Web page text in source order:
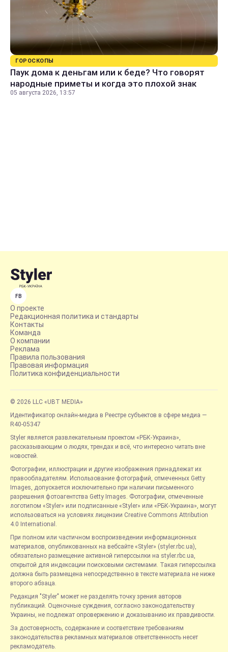
ГОРОСКОПЫ
Паук дома к деньгам или к беде? Что говорят
народные приметы и когда это плохой знак
05 августа 2026, 13:57
FB
О проекте
Редакционная политика и стандарты
Контакты
Команда
О компании
Реклама
Правила пользования
Правовая информация
Политика конфиденциальности
© 2026 LLC «UBT MEDIA»
Идентификатор онлайн-медиа в Реестре субъектов в сфере медиа —
R40-05347
Styler является развлекательным проектом «РБК-Украина»,
рассказывающим о людях, трендах и всё, что интересно читать вне
новостей.
Фотографии, иллюстрации и другие изображения принадлежат их
правообладателям. Использование фотографий, отмеченных Getty
Images, допускается исключительно при наличии письменного
разрешения фотоагентства Getty Images. Фотографии, отмеченные
логотипом «Styler» или подписанные «Styler» или «РБК-Украина», могут
использоваться на условиях лицензии Creative Commons Attribution
4.0 International.
При полном или частичном воспроизведении информационных
материалов, опубликованных на вебсайте «Styler» (styler.rbc.ua),
обязательно размещение активной гиперссылки на styler.rbc.ua,
открытой для индексации поисковыми системами. Такая гиперссылка
должна быть размещена непосредственно в тексте материала не ниже
второго абзаца.
Редакция "Styler" может не разделять точку зрения авторов
публикаций. Оценочные суждения, согласно законодательству
Украины, не подлежат опровержению и доказыванию их правдивости.
За достоверность, содержание и соответствие требованиям
законодательства рекламных материалов ответственность несет
рекламодатель.